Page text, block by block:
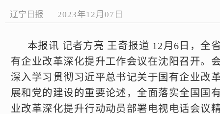
辽宁日报 2023年12月07日
本报讯 记者方亮 王奇报道 12月6日，全
有企业改革深化提升工作会议在沈阳召开。
深入学习贯彻习近平总书记关于国有企业改
展和党的建设的重要论述，全面落实全国国
业改革深化提升行动动员部署电视电话会议